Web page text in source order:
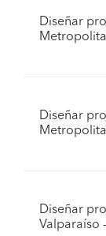
Diseñar
Diseñar
Diseñar
Valparaíso